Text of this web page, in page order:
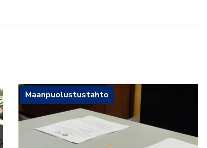
Maanpuolustustahto